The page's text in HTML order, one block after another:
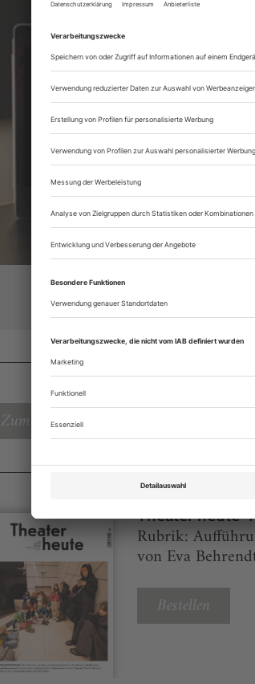
Zum Inhaltsverzeichnis
Theater heute
Rubrik:
von Eva
Bestellen